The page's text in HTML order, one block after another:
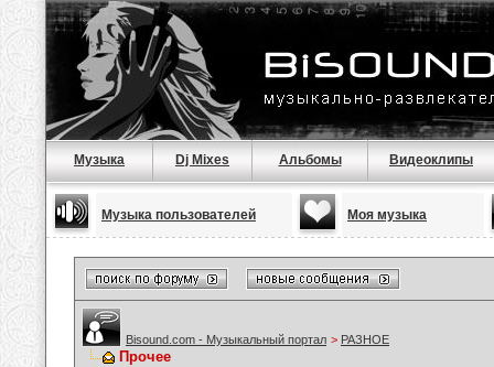
Музыка Dj Mixes Альбомы Видеоклипы
Музыка пользователей Моя музыка
Bisound.com - Музыкальный портал > РАЗНОЕ
Прочее